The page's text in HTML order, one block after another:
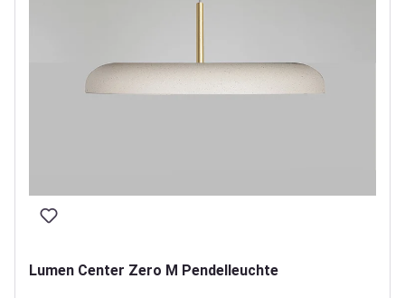
Lumen Center Zero M Pendelleuchte